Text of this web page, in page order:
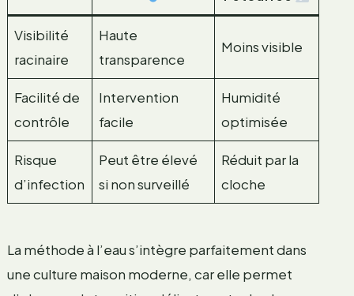
Visibilité
racinaire
Haute
transparence
Moins visible
Facilité de
contrôle
Intervention
facile
Humidité
optimisée
Risque
d’infection
Peut être élevé
si non surveillé
Réduit par la
cloche
La méthode à l’eau s’intègre parfaitement dans
une culture maison moderne, car elle permet